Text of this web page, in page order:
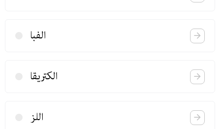
الفبا
الكتریقا
اللز